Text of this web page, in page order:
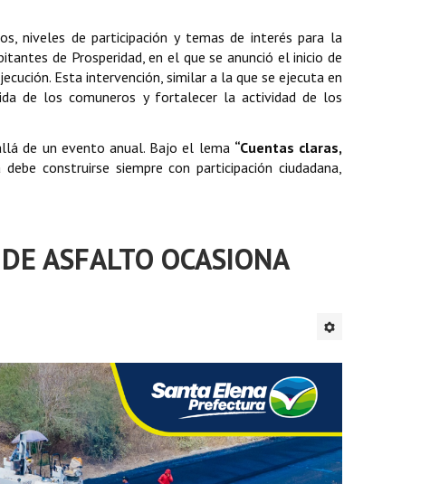
niveles de participación y temas de interés para la
de Prosperidad, en el que se anunció el inicio de
Esta intervención, similar a la que se ejecuta en
de los comuneros y fortalecer la actividad de los
de un evento anual. Bajo el lema “Cuentas claras,
construirse siempre con participación ciudadana,
ASFALTO OCASIONA